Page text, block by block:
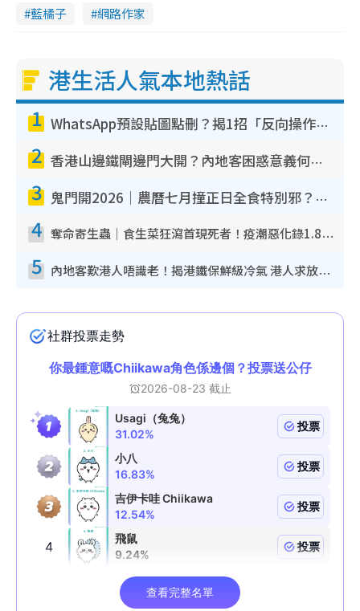
藍橘子 網路作家
港生活人氣本地熱話
1 WhatsApp預設貼圖點刪？揭1招「反向操作」還原簡潔介面 附3步實測教學
2 香港山邊鐵閘邊門大開？內地客困惑意義何在！網民神回覆：呢種叫法理性防禦
3 鬼門開2026｜農曆七月撞正日全食特別邪？專家警告切忌做一事！揭4大禁忌+2招保平安
4 奪命寄生蟲｜食生菜狂瀉首現死者！疫潮惡化錄1.8萬宗病例 揭洗菜3大謬誤
5 內地客歎港人唔識老！揭港鐵保鮮級冷氣 港人求放過：咪投訴